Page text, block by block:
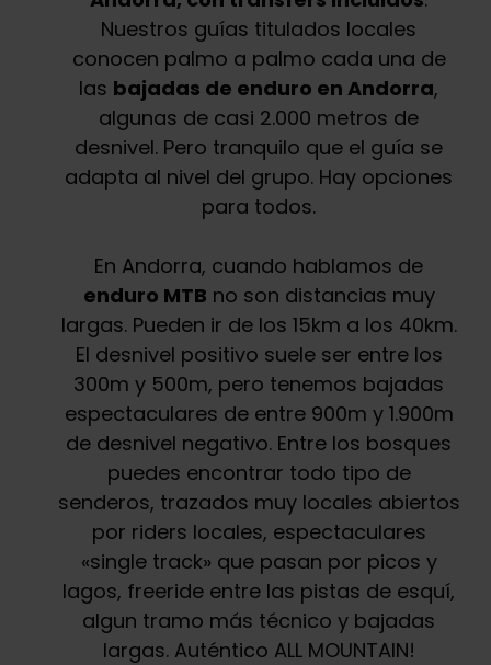
Nuestros guías titulados locales
conocen palmo a palmo cada una de
las bajadas de enduro en Andorra,
algunas de casi 2.000 metros de
desnivel. Pero tranquilo que el guía se
adapta al nivel del grupo. Hay opciones
para todos.
En Andorra, cuando hablamos de
enduro MTB no son distancias muy
largas. Pueden ir de los 15km a los 40km.
El desnivel positivo suele ser entre los
300m y 500m, pero tenemos bajadas
espectaculares de entre 900m y 1.900m
de desnivel negativo. Entre los bosques
puedes encontrar todo tipo de
senderos, trazados muy locales abiertos
por riders locales, espectaculares
«single track» que pasan por picos y
lagos, freeride entre las pistas de esquí,
algun tramo más técnico y bajadas
largas. Auténtico ALL MOUNTAIN!